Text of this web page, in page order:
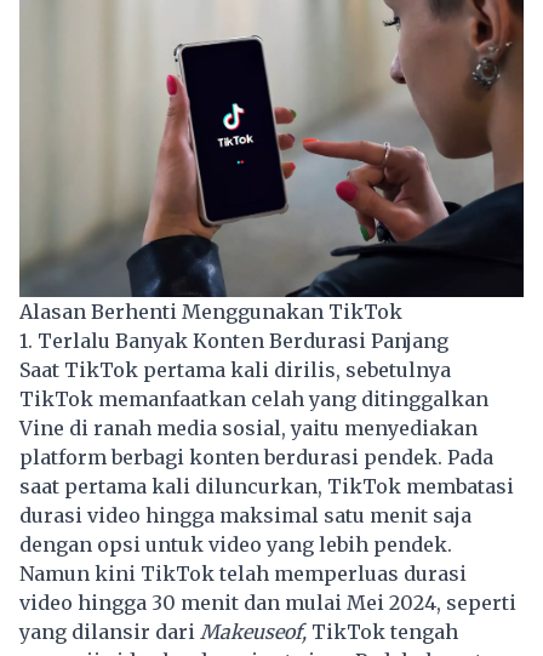
Alasan Berhenti Menggunakan TikTok
1. Terlalu Banyak Konten Berdurasi Panjang
Saat TikTok pertama kali dirilis, sebetulnya
TikTok memanfaatkan celah yang ditinggalkan
Vine di ranah media sosial, yaitu menyediakan
platform berbagi konten berdurasi pendek. Pada
saat pertama kali diluncurkan, TikTok membatasi
durasi video hingga maksimal satu menit saja
dengan opsi untuk video yang lebih pendek.
Namun kini TikTok telah memperluas durasi
video hingga 30 menit dan mulai Mei 2024, seperti
yang dilansir dari Makeuseof, TikTok tengah